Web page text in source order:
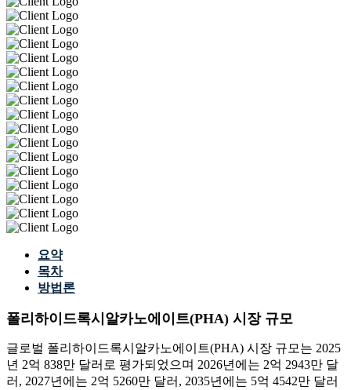
요약
목차
방법론
폴리하이드록시알카노에이트(PHA) 시장 규모
글로벌 폴리하이드록시알카노에이트(PHA) 시장 규모는 2025
년 2억 838만 달러로 평가되었으며 2026년에는 2억 2943만 달
러, 2027년에는 2억 5260만 달러, 2035년에는 5억 4542만 달러